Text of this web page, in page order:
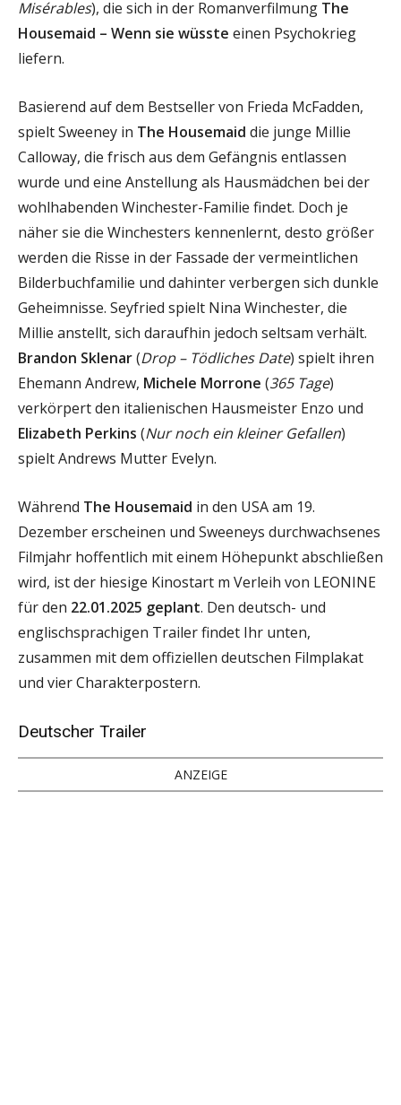
Misérables), die sich in der Romanverfilmung The
Housemaid – Wenn sie wüsste einen Psychokrieg
liefern.
Basierend auf dem Bestseller von Frieda McFadden,
spielt Sweeney in The Housemaid die junge Millie
Calloway, die frisch aus dem Gefängnis entlassen
wurde und eine Anstellung als Hausmädchen bei der
wohlhabenden Winchester-Familie findet. Doch je
näher sie die Winchesters kennenlernt, desto größer
werden die Risse in der Fassade der vermeintlichen
Bilderbuchfamilie und dahinter verbergen sich dunkle
Geheimnisse. Seyfried spielt Nina Winchester, die
Millie anstellt, sich daraufhin jedoch seltsam verhält.
Brandon Sklenar(Drop – Tödliches Date) spielt ihren
Ehemann Andrew, Michele Morrone (365 Tage)
verkörpert den italienischen Hausmeister Enzo und
Elizabeth Perkins (Nur noch ein kleiner Gefallen)
spielt Andrews Mutter Evelyn.
Während The Housemaid in den USA am 19.
Dezember erscheinen und Sweeneys durchwachsenes
Filmjahr hoffentlich mit einem Höhepunkt abschließen
wird, ist der hiesige Kinostart m Verleih von LEONINE
für den 22.01.2025 geplant. Den deutsch- und
englischsprachigen Trailer findet Ihr unten,
zusammen mit dem offiziellen deutschen Filmplakat
und vier Charakterpostern.
Deutscher Trailer
ANZEIGE